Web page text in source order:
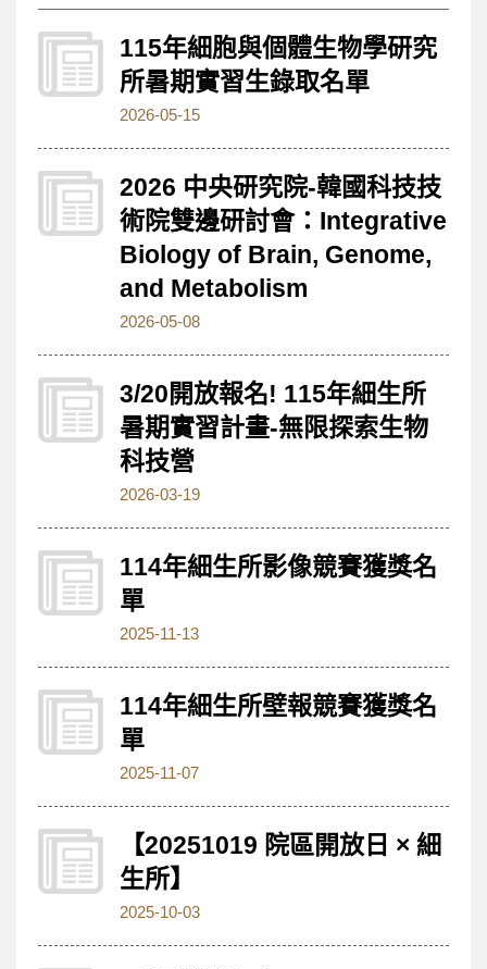
115年細胞與個體生物學研究
所暑期實習生錄取名單
2026-05-15
2026 中央研究院-韓國科技技
術院雙邊研討會：Integrative
Biology of Brain, Genome,
and Metabolism
2026-05-08
3/20開放報名! 115年細生所
暑期實習計畫-無限探索生物
科技營
2026-03-19
114年細生所影像競賽獲獎名
單
2025-11-13
114年細生所壁報競賽獲獎名
單
2025-11-07
【20251019 院區開放日 × 細
生所】
2025-10-03